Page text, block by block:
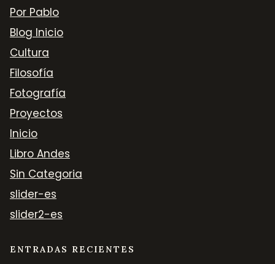
Por Pablo
Blog Inicio
Cultura
Filosofía
Fotografía
Proyectos
Inicio
Libro Andes
Sin Categoria
slider-es
slider2-es
ENTRADAS RECIENTES